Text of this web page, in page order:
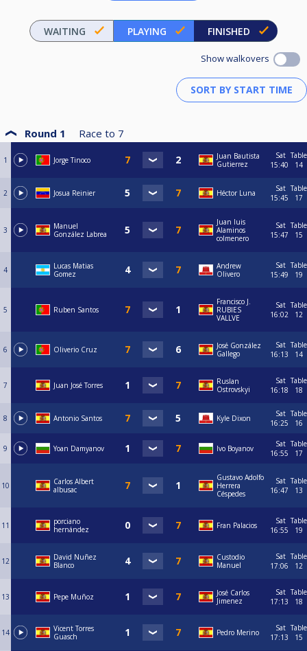
WAITING PLAYING FINISHED
Show walkovers
Round 1 Race to 7
1 Jorge Tinoco
Juan Bautista
Gutierrez
Sat
15:40
Table
14
2 Josua Reinier Héctor Luna
Sat
15:45
Table
17
3
Manuel
González Labrea
Juan luis
Alaminos
colmenero
Sat
15:47
Table
15
4
Lucas Matias
Gomez
Andrew
Olivero
Sat
15:49
Table
19
5 Ruben Santos
Francisco J.
RUBIES
VALLVE
Sat
16:02
Table
12
6 Oliverio Cruz
José González
Gallego
Sat
16:13
Table
14
7 Juan José Torres
Ruslan
Ostrovskyi
Sat
16:18
Table
18
8 Antonio Santos Kyle Dixon
Sat
16:25
Table
16
9 Yoan Damyanov Ivo Boyanov
Sat
16:55
Table
17
10
Carlos Albert
albusac
Gustavo Adolfo
Herrera
Céspedes
Sat
16:47
Table
13
11
porciano
hernández
Fran Palacios
Sat
16:55
Table
19
12
David Nuñez
Blanco
Custodio
Manuel
Sat
17:06
Table
12
13 Pepe Muñoz
José Carlos
Jimenez
Sat
17:13
Table
18
14
Vicent Torres
Guasch
Pedro Merino
Sat
17:13
Table
15